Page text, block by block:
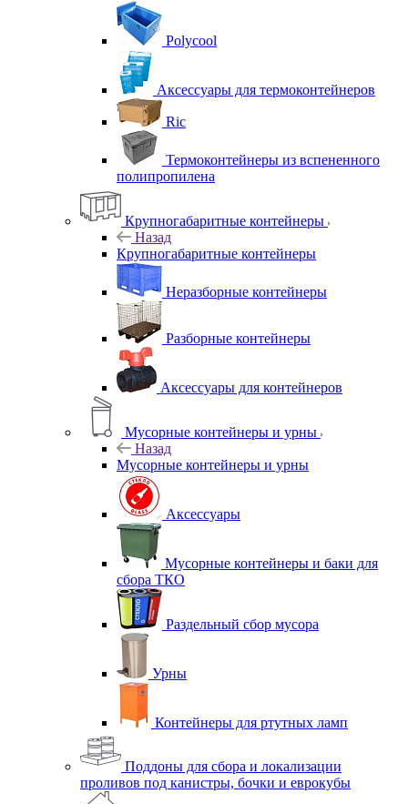
Polycool
Аксессуары для термоконтейнеров
Ric
Термоконтейнеры из вспененного
полипропилена
Крупногабаритные контейнеры
Назад
Крупногабаритные контейнеры
Неразборные контейнеры
Разборные контейнеры
Аксессуары для контейнеров
Мусорные контейнеры и урны
Назад
Мусорные контейнеры и урны
Аксессуары
Мусорные контейнеры и баки для
сбора ТКО
Раздельный сбор мусора
Урны
Контейнеры для ртутных ламп
Поддоны для сбора и локализации
проливов под канистры, бочки и еврокубы